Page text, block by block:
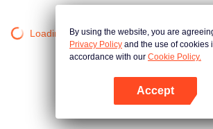
Loading…By using the website, you are
Privacy Policy and the use of cookies
accordance with our Cookie Policy.
Accept